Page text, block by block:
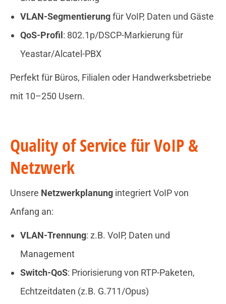
VLAN-Segmentierungfür VoIP, Daten und Gäste
QoS-Profil : 802.1p/DSCP-Markierung für
Yeastar/Alcatel-PBX
Perfekt für Büros, Filialen oder Handwerksbetriebe
mit 10–250 Usern.
Quality of Service für VoIP &
Netzwerk
Unsere Netzwerkplanung integriert VoIP von
Anfang an:
VLAN-Trennung: z.B. VoIP, Daten und
Management
Switch-QoS: Priorisierung von RTP-Paketen,
Echtzeitdaten (z.B. G.711/Opus)